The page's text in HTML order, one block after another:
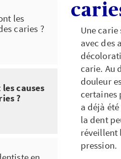
les
caries ?
causes
?
Une
avec des
carie. Au
douleur
certaines
a déjà
la dent
réveillent
pression.